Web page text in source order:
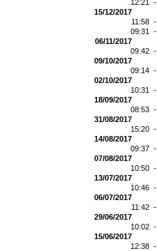
12:21 -
15/12/2017
11:58 -
09:31 -
06/11/2017
09:42 -
09/10/2017
09:14 -
02/10/2017
10:31 -
18/09/2017
08:53 -
31/08/2017
15:20 -
14/08/2017
09:37 -
07/08/2017
10:50 -
13/07/2017
10:46 -
06/07/2017
11:42 -
29/06/2017
10:02 -
15/06/2017
12:38 -